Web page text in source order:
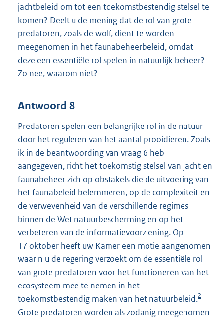
jachtbeleid om tot een toekomstbestendig stelsel te
komen? Deelt u de mening dat de rol van grote
predatoren, zoals de wolf, dient te worden
meegenomen in het faunabeheerbeleid, omdat
deze een essentiële rol spelen in natuurlijk beheer?
Zo nee, waarom niet?
Antwoord 8
Predatoren spelen een belangrijke rol in de natuur
door het reguleren van het aantal prooidieren. Zoals
ik in de beantwoording van vraag 6 heb
aangegeven, richt het toekomstig stelsel van jacht en
faunabeheer zich op obstakels die de uitvoering van
het faunabeleid belemmeren, op de complexiteit en
de verwevenheid van de verschillende regimes
binnen de Wet natuurbescherming en op het
verbeteren van de informatievoorziening. Op
17 oktober heeft uw Kamer een motie aangenomen
waarin u de regering verzoekt om de essentiële rol
van grote predatoren voor het functioneren van het
ecosysteem mee te nemen in het
toekomstbestendig maken van het natuurbeleid.2
Grote predatoren worden als zodanig meegenomen